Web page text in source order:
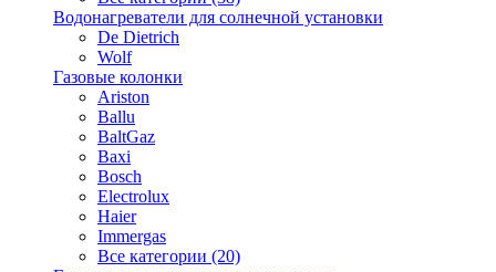
Водонагреватели для солнечной установки
De Dietrich
Wolf
Газовые колонки
Ariston
Ballu
BaltGaz
Baxi
Bosсh
Electrolux
Haier
Immergas
Все категории (20)